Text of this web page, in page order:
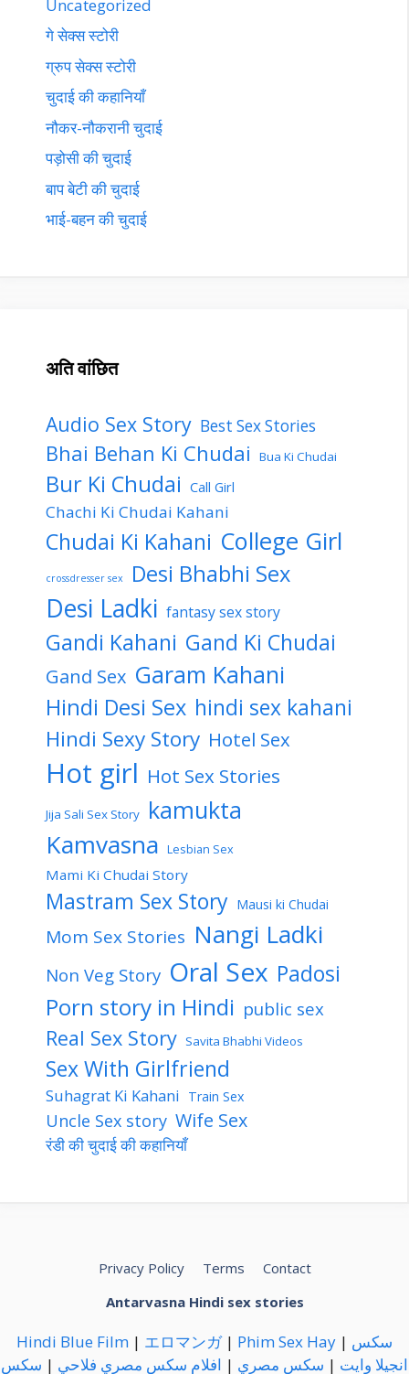
Uncategorized
गे सेक्स स्टोरी
ग्रुप सेक्स स्टोरी
चुदाई की कहानियाँ
नौकर-नौकरानी चुदाई
पड़ोसी की चुदाई
बाप बेटी की चुदाई
भाई-बहन की चुदाई
अति वांछित
Audio Sex Story Best Sex Stories
Bhai Behan Ki Chudai Bua Ki Chudai
Bur Ki Chudai Call Girl
Chachi Ki Chudai Kahani
Chudai Ki Kahani College Girl
crossdresser sex Desi Bhabhi Sex
Desi Ladki fantasy sex story
Gandi Kahani Gand Ki Chudai
Gand Sex Garam Kahani
Hindi Desi Sex hindi sex kahani
Hindi Sexy Story Hotel Sex
Hot girl Hot Sex Stories
Jija Sali Sex Story kamukta
Kamvasna Lesbian Sex
Mami Ki Chudai Story
Mastram Sex Story Mausi ki Chudai
Mom Sex Stories Nangi Ladki
Non Veg Story Oral Sex Padosi
Porn story in Hindi public sex
Real Sex Story Savita Bhabhi Videos
Sex With Girlfriend
Suhagrat Ki Kahani Train Sex
Uncle Sex story Wife Sex
रंडी की चुदाई की कहानियाँ
Privacy Policy Terms
Contact
Antarvasna Hindi sex stories
Hindi Blue Film | エロマンガ| Phim Sex Hay | سكس
انجيلا وايت | سكس مصري | افلام سكس مصري فلاحي | سكس